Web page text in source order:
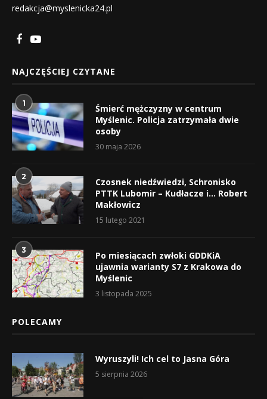
redakcja@myslenicka24.pl
NAJCZĘŚCIEJ CZYTANE
1
Śmierć mężczyzny w centrum
Myślenic. Policja zatrzymała dwie
osoby
30 maja 2026
2
Czosnek niedźwiedzi, Schronisko
PTTK Lubomir – Kudłacze i… Robert
Makłowicz
15 lutego 2021
3
Po miesiącach zwłoki GDDKiA
ujawnia warianty S7 z Krakowa do
Myślenic
3 listopada 2025
POLECAMY
Wyruszyli! Ich cel to Jasna Góra
5 sierpnia 2026